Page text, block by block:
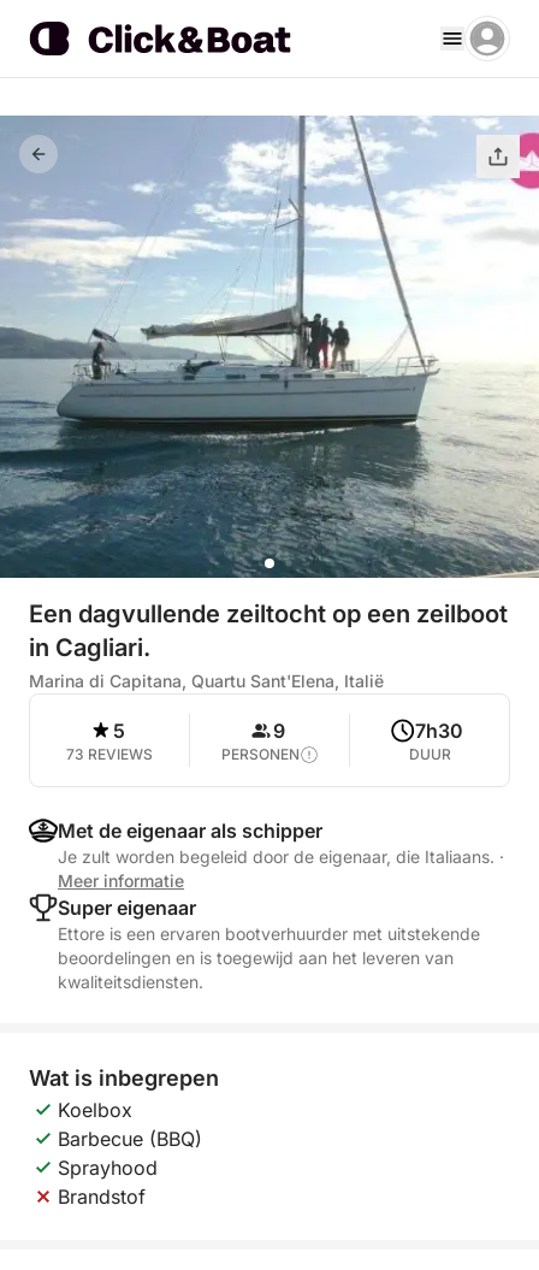
Een dagvullende zeiltocht op een zeilboot
in Cagliari.
Marina di Capitana, Quartu Sant'Elena, Italië
5
73 REVIEWS
9
PERSONEN
7h30
DUUR
Met de eigenaar als schipper
Je zult worden begeleid door de eigenaar, die Italiaans. ·
Meer informatie
Super eigenaar
Ettore is een ervaren bootverhuurder met uitstekende
beoordelingen en is toegewijd aan het leveren van
kwaliteitsdiensten.
Wat is inbegrepen
Koelbox
Barbecue (BBQ)
Sprayhood
Brandstof